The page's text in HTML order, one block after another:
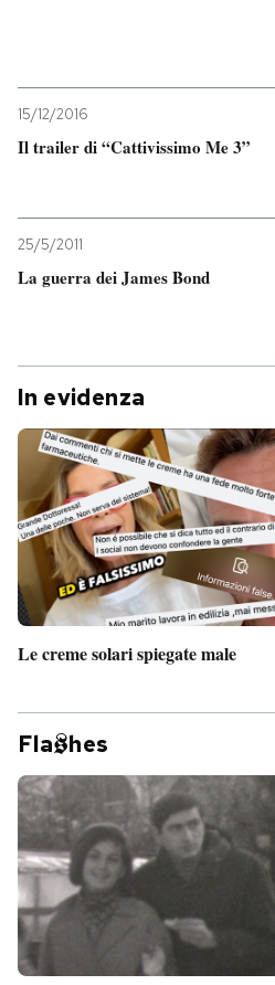
15/12/2016
Il trailer di “Cattivissimo Me 3”
25/5/2011
La guerra dei James Bond
In evidenza
Le creme solari spiegate male
Fla hes